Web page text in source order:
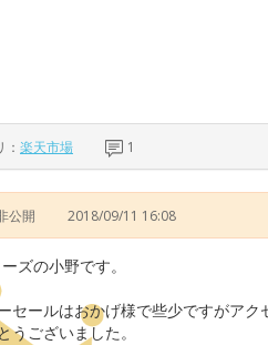
楽天市場 1
公開 2018/09/11 16:08
ズの小野です。
セールはおかげ様で些少ですがアク
うございました。